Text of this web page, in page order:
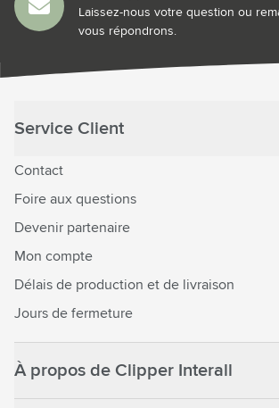
Laissez-nous votre question ou
vous répondrons.
Service Client
Contact
Foire aux questions
Devenir partenaire
Mon compte
Délais de production et de livraison
Jours de fermeture
À propos de Clipper Interall